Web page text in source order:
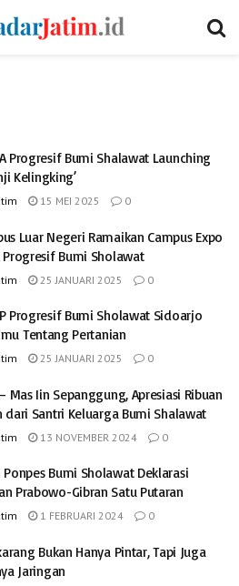
Progresif Bumi Shalawat Launching
Kelingking’
15 MEI 2025 0
Luar Negeri Ramaikan Campus Expo
Progresif Bumi Sholawat
25 JANUARI 2025 0
Progresif Bumi Sholawat Sidoarjo
Tentang Pertanian
25 JANUARI 2025 0
Mas Iin Sepanggung, Apresiasi Ribuan
dari Santri Keluarga Bumi Shalawat
13 NOVEMBER 2024 0
Ponpes Bumi Sholawat Deklarasi
Prabowo-Gibran Satu Putaran
1 FEBRUARI 2024 0
Bukan Hanya Pintar, Tapi Juga
Jaringan